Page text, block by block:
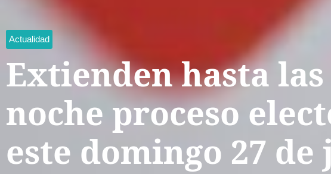
Actualidad
Extienden hasta las
noche proceso
este domingo 27